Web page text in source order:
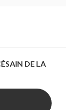
DE LA